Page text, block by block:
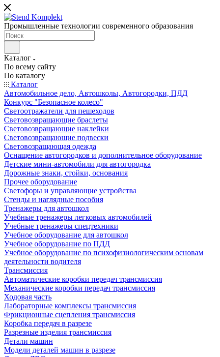
Промышленные технологии современного образования
Каталог
По всему сайту
По каталогу
Каталог
Автомобильное дело, Автошколы, Автогородки, ПДД
Конкурс "Безопасное колесо"
Светоотражатели для пешеходов
Световозвращающие браслеты
Световозвращающие наклейки
Световозвращающие подвески
Световозращающая одежда
Оснащение автогородков и дополнительное оборудование
Детские мини-автомобили для автогородка
Дорожные знаки, стойки, основания
Прочее оборудование
Светофоры и управляющие устройства
Стенды и наглядные пособия
Тренажеры для автошкол
Учебные тренажеры легковых автомобилей
Учебные тренажеры спецтехники
Учебное оборудование для автошкол
Учебное оборудование по ПДД
Учебное оборудование по психофизиологическим основам
деятельности водителя
Трансмиссия
Автоматические коробки передач трансмиссия
Механические коробки передач трансмиссия
Ходовая часть
Лабораторные комплексы трансмиссия
Фрикционные сцепления трансмиссия
Коробка передач в разрезе
Разрезные изделия трансмиссия
Детали машин
Модели деталей машин в разрезе